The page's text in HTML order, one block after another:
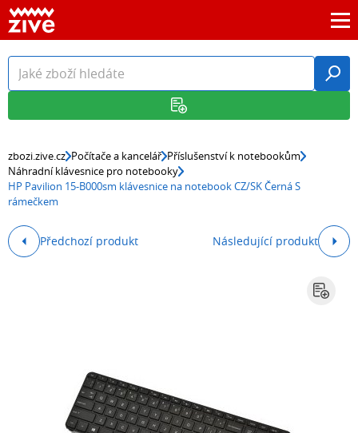
zbozi.zive.cz Počítače a kancelář Příslušenství k notebookům
Náhradní klávesnice pro notebooky
HP Pavilion 15-B000sm klávesnice na notebook CZ/SK Černá S
rámečkem
Předchozí produkt Následující produkt